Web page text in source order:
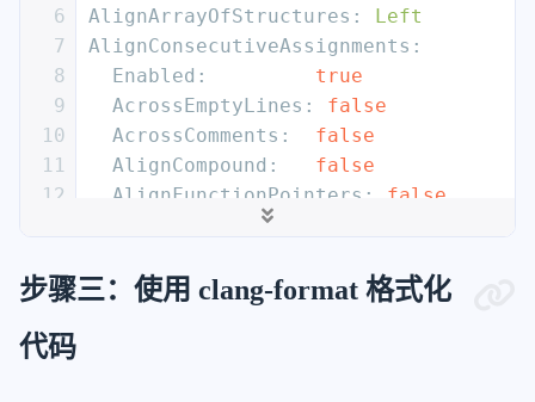
6
7
8
9
10
11
12
15
17
AlignArrayOfStructures:
Left
AlignConsecutiveAssignments:
Enabled:
true
AcrossEmptyLines:
false
AcrossComments:
false
AlignCompound:
false
AlignFunctionPointers:
false
PadOperators:
Enabled:
false
步骤三：使用 clang-format 格式化
代码